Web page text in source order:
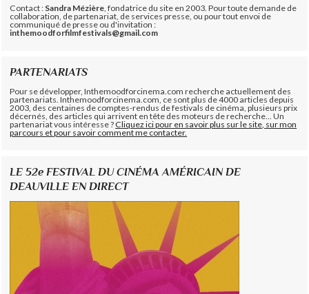
Contact : Sandra Mézière , fondatrice du site en 2003. Pour toute demande de
collaboration, de partenariat, de services presse, ou pour tout envoi de
communiqué de presse ou d'invitation :
inthemoodforfilmfestivals@gmail.com
PARTENARIATS
Pour se développer, Inthemoodforcinema.com recherche actuellement des
partenariats. Inthemoodforcinema.com, ce sont plus de 4000 articles depuis
2003, des centaines de comptes-rendus de festivals de cinéma, plusieurs prix
décernés, des articles qui arrivent en tête des moteurs de recherche... Un
partenariat vous intéresse ?Cliquez ici pour en savoir plus sur le site, sur mon
parcours et pour savoir comment me contacter.
LE 52e FESTIVAL DU CINÉMA AMÉRICAIN DE
DEAUVILLE EN DIRECT